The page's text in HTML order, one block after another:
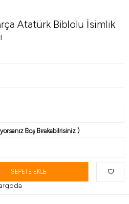
Atatürk Biblolu İsimlik
Boş Bırakabilrisiniz )
SEPETE EKLE